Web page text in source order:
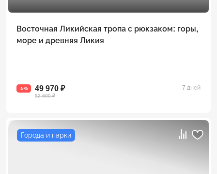
Восточная Ликийская тропа с рюкзаком: горы,
море и древняя Ликия
-5% 49 970 ₽
52 600 ₽
7 дней
Города и парки